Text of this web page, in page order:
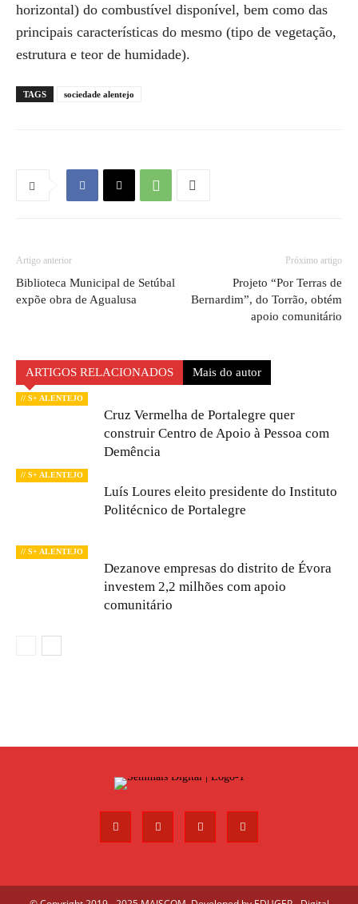
horizontal) do combustível disponível, bem como das
principais características do mesmo (tipo de vegetação,
estrutura e teor de humidade).
TAGS sociedade alentejo
Artigo anterior
Biblioteca Municipal de Setúbal
expõe obra de Agualusa
Próximo artigo
Projeto “Por Terras de
Bernardim”, do Torrão, obtém
apoio comunitário
ARTIGOS RELACIONADOS Mais do autor
// S+ ALENTEJO
Cruz Vermelha de Portalegre quer
construir Centro de Apoio à Pessoa com
Demência
// S+ ALENTEJO
Luís Loures eleito presidente do Instituto
Politécnico de Portalegre
// S+ ALENTEJO
Dezanove empresas do distrito de Évora
investem 2,2 milhões com apoio
comunitário